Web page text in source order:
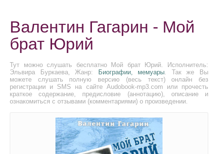
Валентин Гагарин - Мой
брат Юрий
Тут можно слушать бесплатно Мой брат Юрий. Исполнитель:
Эльвира Буркаева, Жанр:
Биографии, мемуары. Так же Вы
можете слушать полную версию (весь текст) онлайн без
регистрации и SMS на сайте Audobook-mp3.com или прочесть
краткое содержание, предисловие (аннотацию), описание и
ознакомиться с отзывами (комментариями) о произведении.